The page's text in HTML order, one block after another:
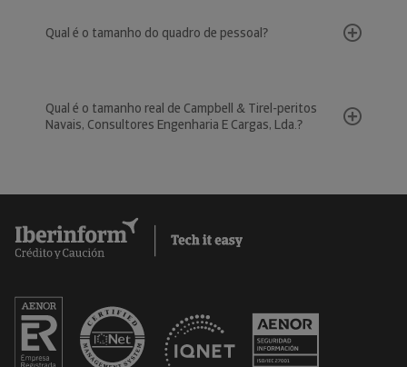
Qual é o tamanho do quadro de pessoal?
Qual é o tamanho real de Campbell & Tirel-peritos
Navais, Consultores Engenharia E Cargas, Lda.?